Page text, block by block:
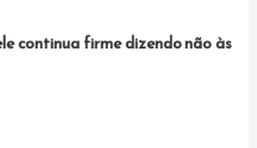
continua firme dizendo não às